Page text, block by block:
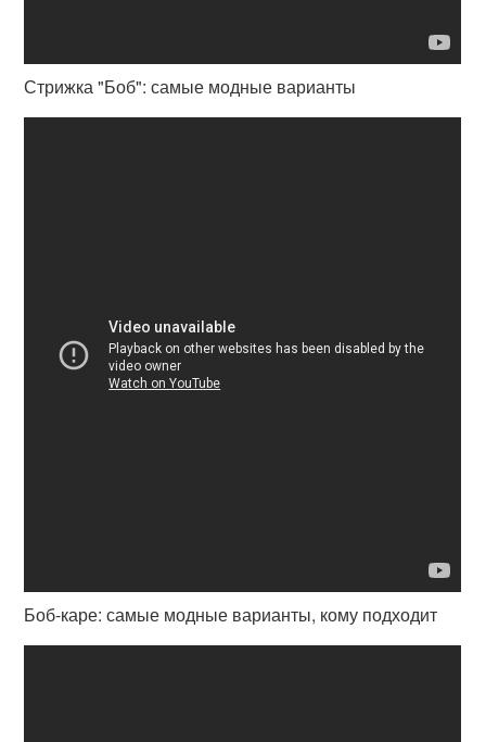
Стрижка "Боб": самые модные варианты
Боб-каре: самые модные варианты, кому подходит